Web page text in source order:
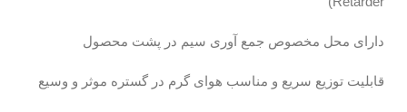
دارای محل مخصوص جمع آوری سیم در پشت محصول
قابلیت توزیع سریع و مناسب هوای گرم در گستره موثر و وسیع